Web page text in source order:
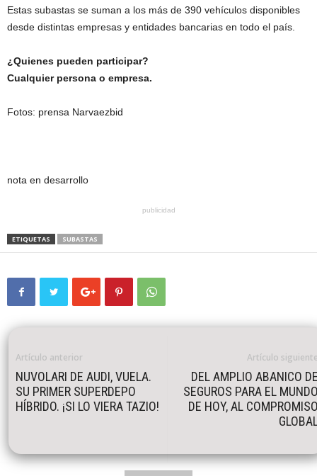
Estas subastas se suman a los más de 390 vehículos disponibles
desde distintas empresas y entidades bancarias en todo el país.
¿Quienes pueden participar?
Cualquier persona o empresa.
Fotos: prensa Narvaezbid
nota en desarrollo
publicidad
ETIQUETAS SUBASTAS
Artículo anterior
NUVOLARI DE AUDI, VUELA.
SU PRIMER SUPERDEPO
HÍBRIDO. ¡SI LO VIERA TAZIO!
Artículo
DEL AMPLIO ABANICO
SEGUROS PARA EL
DE HOY, AL